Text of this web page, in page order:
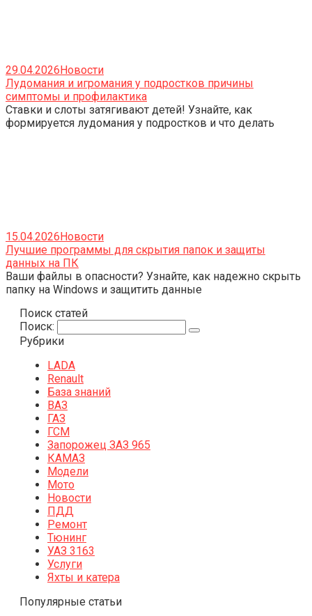
29.04.2026 Новости
Лудомания и игромания у подростков причины
симптомы и профилактика
Ставки и слоты затягивают детей! Узнайте, как
формируется лудомания у подростков и что делать
15.04.2026 Новости
Лучшие программы для скрытия папок и защиты
данных на ПК
Ваши файлы в опасности? Узнайте, как надежно скрыть
папку на Windows и защитить данные
Поиск статей
Поиск:
Рубрики
LADA
Renault
База знаний
ВАЗ
ГАЗ
ГСМ
Запорожец ЗАЗ 965
КАМАЗ
Модели
Мото
Новости
ПДД
Ремонт
Тюнинг
УАЗ 3163
Услуги
Яхты и катера
Популярные статьи